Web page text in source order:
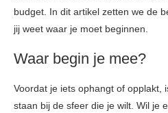
budget. In dit artikel zetten we de
jij weet waar je moet beginnen.
Waar begin je mee?
Voordat je iets ophangt of opplakt,
staan bij de sfeer die je wilt. Wil je